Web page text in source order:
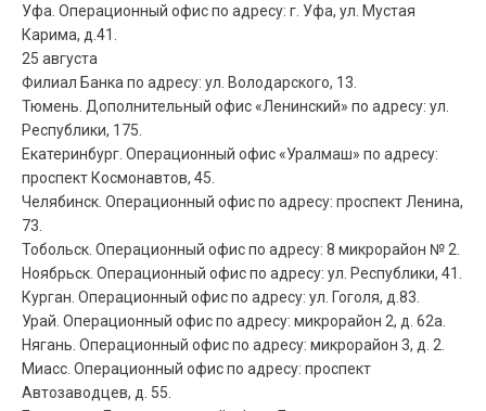
Уфа. Операционный офис по адресу: г. Уфа, ул. Мустая
Карима, д.41.
25 августа
Филиал Банка по адресу: ул. Володарского, 13.
Тюмень. Дополнительный офис «Ленинский» по адресу: ул.
Республики, 175.
Екатеринбург. Операционный офис «Уралмаш» по адресу:
проспект Космонавтов, 45.
Челябинск. Операционный офис по адресу: проспект Ленина,
73.
Тобольск. Операционный офис по адресу: 8 микрорайон № 2.
Ноябрьск. Операционный офис по адресу: ул. Республики, 41.
Курган. Операционный офис по адресу: ул. Гоголя, д.83.
Урай. Операционный офис по адресу: микрорайон 2, д. 62а.
Нягань. Операционный офис по адресу: микрорайон 3, д. 2.
Миасс. Операционный офис по адресу: проспект
Автозаводцев, д. 55.